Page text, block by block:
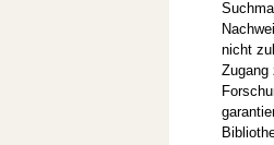
nicht
Zugang